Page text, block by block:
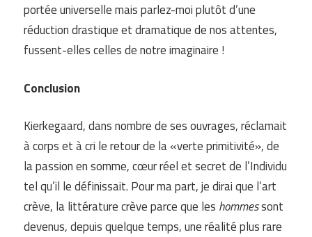
portée universelle mais parlez-moi plutôt d’une
réduction drastique et dramatique de nos attentes,
fussent-elles celles de notre imaginaire !
Conclusion
Kierkegaard, dans nombre de ses ouvrages, réclamait
à corps et à cri le retour de la «verte primitivité», de
la passion en somme, cœur réel et secret de l’Individu
tel qu’il le définissait. Pour ma part, je dirai que l’art
crève, la littérature crève parce que les hommessont
devenus, depuis quelque temps, une réalité plus rare